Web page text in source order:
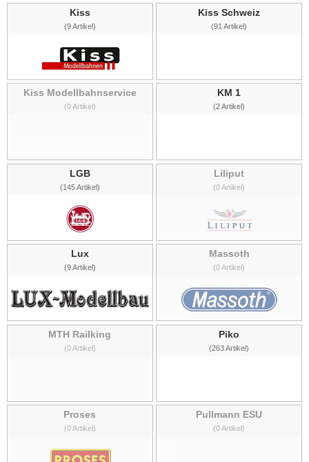
Kiss
(9 Artikel)
Kiss Schweiz
(91 Artikel)
Kiss Modellbahnservice
(0 Artikel)
KM 1
(2 Artikel)
LGB
(145 Artikel)
Liliput
(0 Artikel)
Lux
(9 Artikel)
Massoth
(0 Artikel)
MTH Railking
(0 Artikel)
Piko
(263 Artikel)
Proses
(0 Artikel)
Pullmann ESU
(0 Artikel)